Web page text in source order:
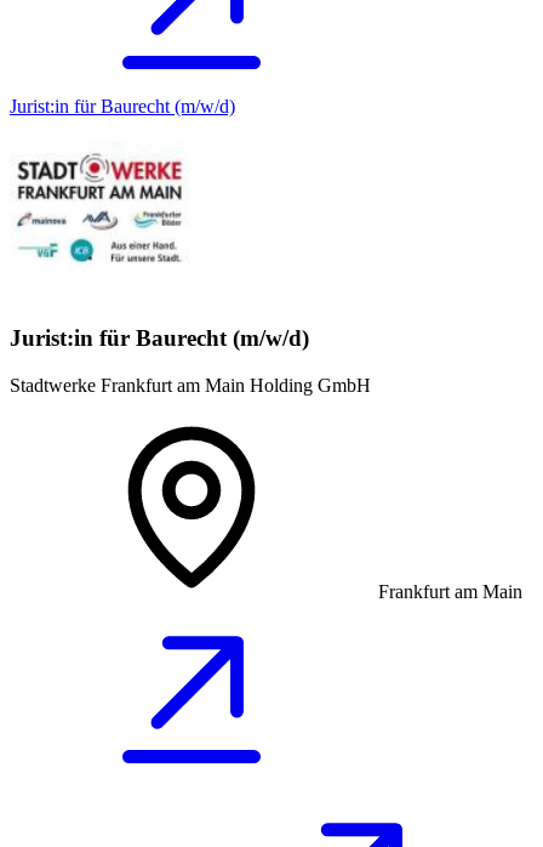
Jurist:in für Baurecht (m/w/d)
Jurist:in für Baurecht (m/w/d)
Stadtwerke Frankfurt am Main Holding GmbH
Frankfurt am Main